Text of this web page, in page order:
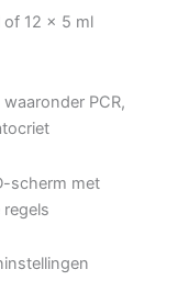
of 12 × 5 ml
PCR,
scherm met